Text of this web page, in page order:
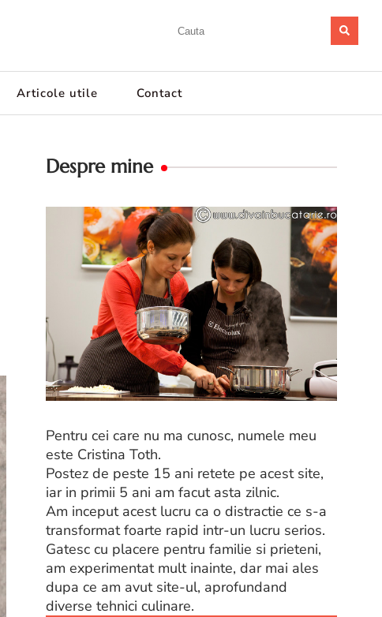
Articole utile Contact
Despre mine
Pentru cei care nu ma cunosc, numele meu
este Cristina Toth.
Postez de peste 15 ani retete pe acest site,
iar in primii 5 ani am facut asta zilnic.
Am inceput acest lucru ca o distractie ce s-a
transformat foarte rapid intr-un lucru serios.
Gatesc cu placere pentru familie si prieteni,
am experimentat mult inainte, dar mai ales
dupa ce am avut site-ul, aprofundand
diverse tehnici culinare.